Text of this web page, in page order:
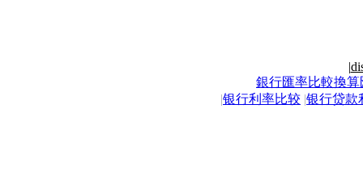
|
銀行匯率比較換算
|银行利率比较 |银行贷款